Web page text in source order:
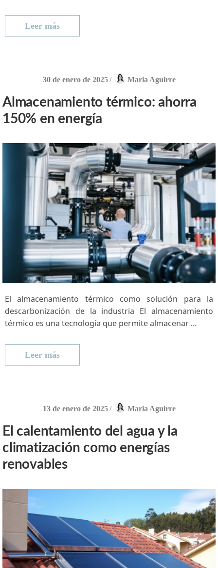
Leer más
30 de enero de 2025 / Maria Aguirre
Almacenamiento térmico: ahorra
150% en energía
El almacenamiento ‌térmico como solución para la
descarbonización‌ de la industria El almacenamiento
‍térmico es una tecnología que permite almacenar …
Leer más
13 de enero de 2025 / Maria Aguirre
El calentamiento del agua y la
climatización como energías
renovables